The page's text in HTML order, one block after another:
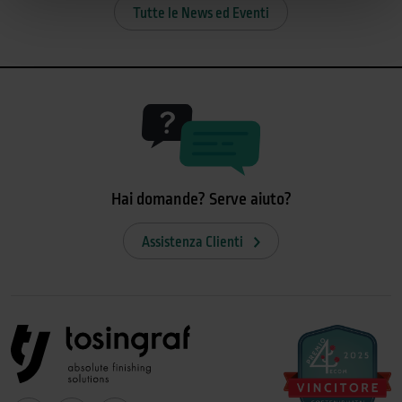
Tutte le News ed Eventi
Hai domande? Serve aiuto?
Assistenza Clienti